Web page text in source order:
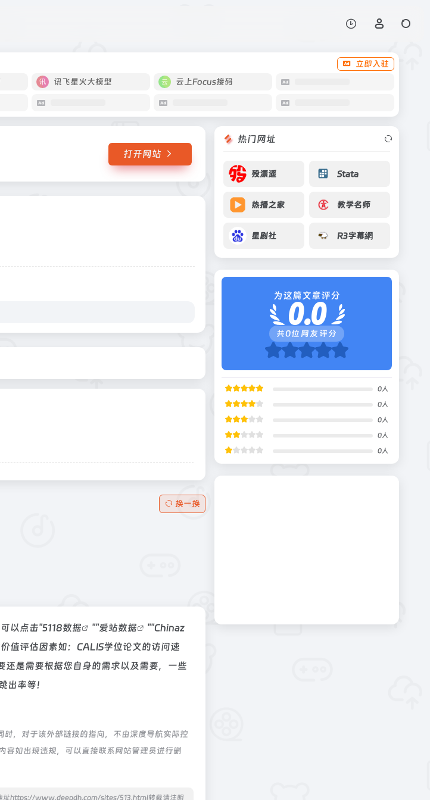
立即入驻
讯飞星火大模型 云上Focus接码
打开网站
换一换
以点击"5118数据 ""爱站数据 ""Chinaz
值评估因素如：CALIS学位论文的访问速
是需要根据您自身的需求以及需要，一些
出率等！
，对于该外部链接的指向，不由深度导航实际控
容如出现违规，可以直接联系网站管理员进行删
址https://www.deepdh.com/sites/513.html转载请注明
热门网址
殁漂遥 Stata
热播之家 教学名师
星剧社 R3字幕網
为这篇文章评分
0.0
共0位网友评分
0人
0人
0人
0人
0人